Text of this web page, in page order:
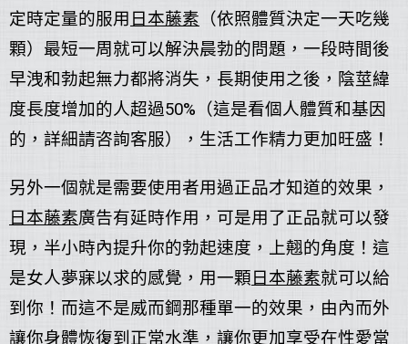
定時定量的服用 日本藤素 （依照體質決定一天吃幾
顆）最短一周就可以解決晨勃的問題，一段時間後
早洩和勃起無力都將消失，長期使用之後，陰莖緯
度長度增加的人超過50%（這是看個人體質和基因
的，詳細請咨詢客服），生活工作精力更加旺盛！
另外一個就是需要使用者用過正品才知道的效果，
日本藤素廣告有延時作用，可是用了正品就可以發
現，半小時內提升你的勃起速度，上翹的角度！這
是女人夢寐以求的感覺，用一顆 日本藤素就可以給
到你！而這不是威而鋼那種單一的效果，由內而外
讓你身體恢復到正常水準，讓你更加享受在性愛當